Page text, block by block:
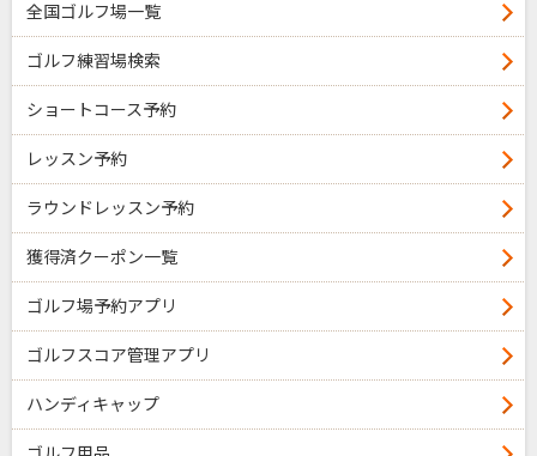
全国ゴルフ場一覧
ゴルフ練習場検索
ショートコース予約
レッスン予約
ラウンドレッスン予約
獲得済クーポン一覧
ゴルフ場予約アプリ
ゴルフスコア管理アプリ
ハンディキャップ